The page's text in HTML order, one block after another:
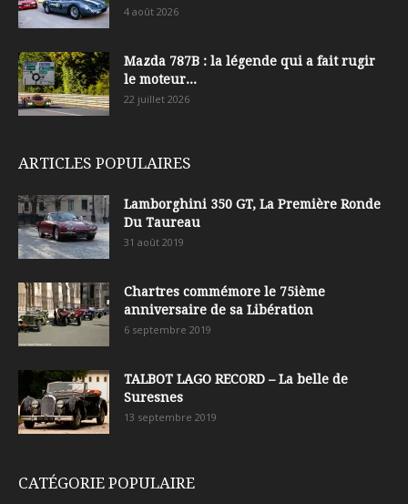
4 août 2026
Mazda 787B : la légende qui a fait rugir
le moteur...
22 juillet 2026
ARTICLES POPULAIRES
Lamborghini 350 GT, La Première Ronde
Du Taureau
31 août 2019
Chartres commémore le 75ième
anniversaire de sa Libération
6 septembre 2019
TALBOT LAGO RECORD – La belle de
Suresnes
13 septembre 2019
CATÉGORIE POPULAIRE